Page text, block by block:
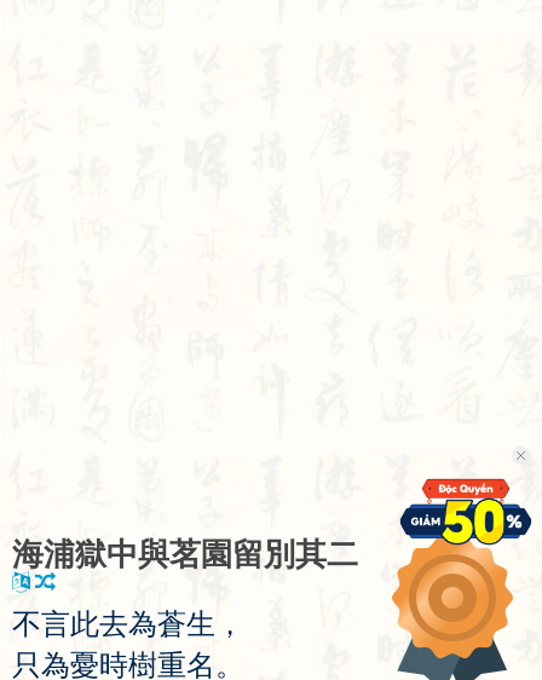
海浦獄中與茗園 留別其二
不言此去為蒼生 ，
只為憂時樹重名。